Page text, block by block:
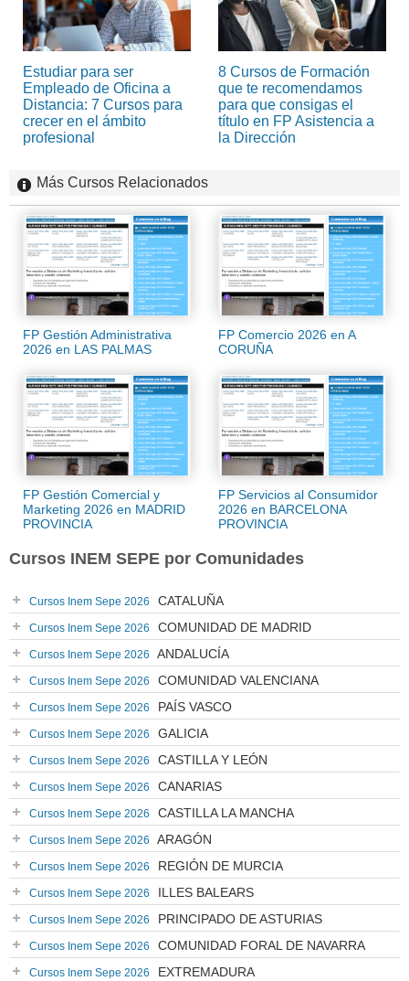
Estudiar para ser
Empleado de Oficina a
Distancia: 7 Cursos para
crecer en el ámbito
profesional
8 Cursos de Formación
que te recomendamos
para que consigas el
título en FP Asistencia a
la Dirección
Más Cursos Relacionados
FP Gestión Administrativa
2026 en LAS PALMAS
FP Comercio 2026 en A
CORUÑA
FP Gestión Comercial y
Marketing 2026 en MADRID
PROVINCIA
FP Servicios al Consumidor
2026 en BARCELONA
PROVINCIA
Cursos INEM SEPE por Comunidades
Cursos Inem Sepe 2026 CATALUÑA
Cursos Inem Sepe 2026 COMUNIDAD DE MADRID
Cursos Inem Sepe 2026 ANDALUCÍA
Cursos Inem Sepe 2026 COMUNIDAD VALENCIANA
Cursos Inem Sepe 2026 PAÍS VASCO
Cursos Inem Sepe 2026 GALICIA
Cursos Inem Sepe 2026 CASTILLA Y LEÓN
Cursos Inem Sepe 2026 CANARIAS
Cursos Inem Sepe 2026 CASTILLA LA MANCHA
Cursos Inem Sepe 2026 ARAGÓN
Cursos Inem Sepe 2026 REGIÓN DE MURCIA
Cursos Inem Sepe 2026 ILLES BALEARS
Cursos Inem Sepe 2026 PRINCIPADO DE ASTURIAS
Cursos Inem Sepe 2026 COMUNIDAD FORAL DE NAVARRA
Cursos Inem Sepe 2026 EXTREMADURA